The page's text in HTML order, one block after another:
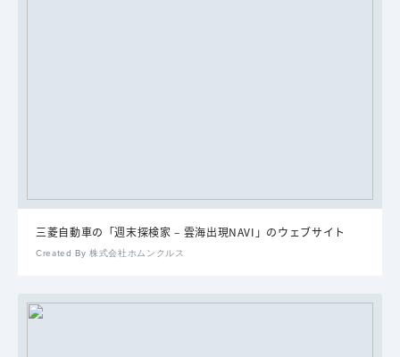
三菱自動車の「週末探検家 – 雲海出現NAVI」のウェブサイト
Created By 株式会社ホムンクルス